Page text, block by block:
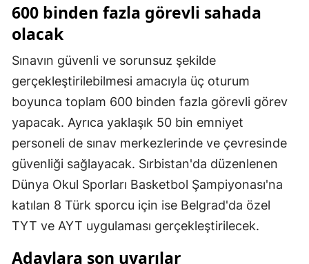
Tunceli
Uşak
Van
Yozgat
Zonguldak
Aksaray
Bayburt
Karaman
600 binden fazla görevli sahada
olacak
Sınavın güvenli ve sorunsuz şekilde
gerçekleştirilebilmesi amacıyla üç oturum
boyunca toplam 600 binden fazla görevli görev
yapacak. Ayrıca yaklaşık 50 bin emniyet
personeli de sınav merkezlerinde ve çevresinde
güvenliği sağlayacak. Sırbistan'da düzenlenen
Dünya Okul Sporları Basketbol Şampiyonası'na
katılan 8 Türk sporcu için ise Belgrad'da özel
TYT ve AYT uygulaması gerçekleştirilecek.
Adaylara son uyarılar